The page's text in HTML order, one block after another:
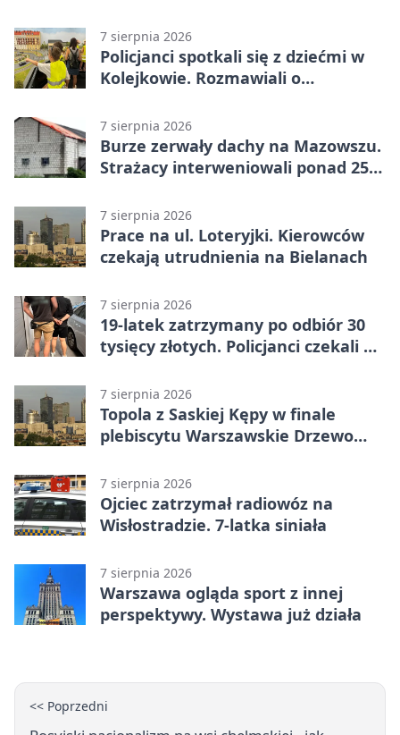
7 sierpnia 2026
Policjanci spotkali się z dziećmi w
Kolejkowie. Rozmawiali o
7 sierpnia 2026
Burze zerwały dachy na Mazowszu.
Strażacy interweniowali ponad 250
7 sierpnia 2026
Prace na ul. Loteryjki. Kierowców
czekają utrudnienia na Bielanach
7 sierpnia 2026
19-latek zatrzymany po odbiór 30
tysięcy złotych. Policjanci czekali w
7 sierpnia 2026
Topola z Saskiej Kępy w finale
plebiscytu Warszawskie Drzewo
7 sierpnia 2026
Ojciec zatrzymał radiowóz na
Wisłostradzie. 7-latka siniała
7 sierpnia 2026
Warszawa ogląda sport z innej
perspektywy. Wystawa już działa
<< Poprzedni